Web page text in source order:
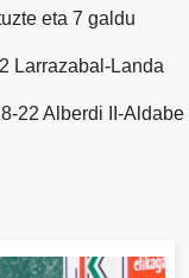
eta 7 galdu
Larrazabal-Landa
22 Alberdi II-Aldabe